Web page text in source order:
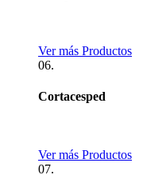
Ver más Productos
06.
Cortacesped
Ver más Productos
07.